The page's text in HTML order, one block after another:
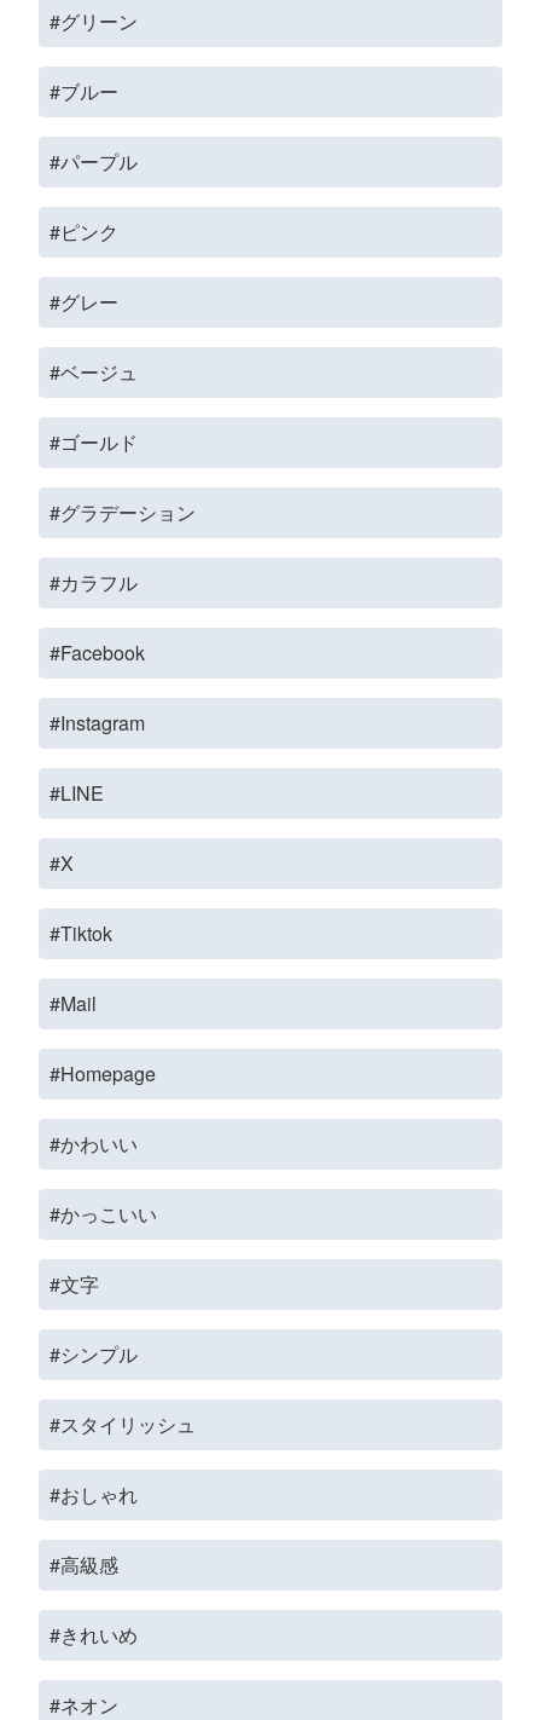
#グリーン
#ブルー
#パープル
#ピンク
#グレー
#ベージュ
#ゴールド
#グラデーション
#カラフル
#Facebook
#Instagram
#LINE
#X
#Tiktok
#Mail
#Homepage
#かわいい
#かっこいい
#文字
#シンプル
#スタイリッシュ
#おしゃれ
#高級感
#きれいめ
#ネオン